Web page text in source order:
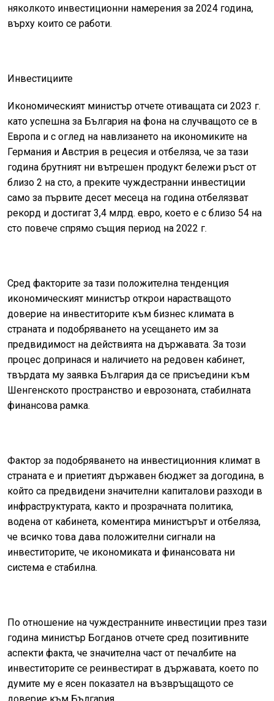
няколкото инвестиционни намерения за 2024 година,
върху които се работи.
Инвестициите
Икономическият министър отчете отиващата си 2023 г.
като успешна за България на фона на случващото се в
Европа и с оглед на навлизането на икономиките на
Германия и Австрия в рецесия и отбеляза, че за тази
година брутният ни вътрешен продукт бележи ръст от
близо 2 на сто, а преките чуждестранни инвестиции
само за първите десет месеца на година отбелязват
рекорд и достигат 3,4 млрд. евро, което е с близо 54 на
сто повече спрямо същия период на 2022 г.
Сред факторите за тази положителна тенденция
икономическият министър открои нарастващото
доверие на инвеститорите към бизнес климата в
страната и подобряването на усещането им за
предвидимост на действията на държавата. За този
процес допринася и наличието на редовен кабинет,
твърдата му заявка България да се присъедини към
Шенгенското пространство и еврозоната, стабилната
финансова рамка.
Фактор за подобряването на инвестиционния климат в
страната е и приетият държавен бюджет за догодина, в
който са предвидени значителни капиталови разходи в
инфраструктурата, както и прозрачната политика,
водена от кабинета, коментира министърът и отбеляза,
че всичко това дава положителни сигнали на
инвеститорите, че икономиката и финансовата ни
система е стабилна.
По отношение на чуждестранните инвестиции през тази
година министър Богданов отчете сред позитивните
аспекти факта, че значителна част от печалбите на
инвеститорите се реинвестират в държавата, което по
думите му е ясен показател на възвръщащото се